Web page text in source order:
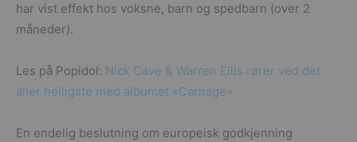
har vist effekt hos voksne, barn og spedbarn (over 2
måneder).
Les på Popidol: Nick Cave & Warren Ellis rører ved det
aller helligste med albumet «Carnage»
En endelig beslutning om europeisk godkjenning